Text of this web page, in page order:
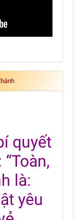
quyết
là:
yêu